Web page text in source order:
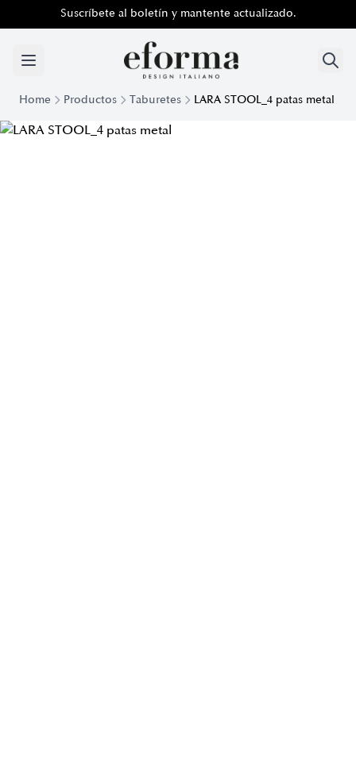
Suscríbete al boletín y mantente actualizado.
Home Productos Taburetes LARA STOOL_4 patas metal
Taburete Lara Taburete 4 de diseño con patas de metal |